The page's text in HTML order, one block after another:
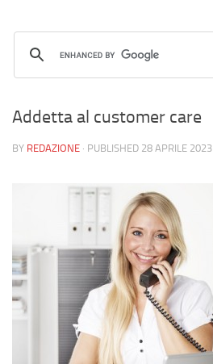
Addetta al customer care
BY REDAZIONE · PUBLISHED 28 APRILE 2023